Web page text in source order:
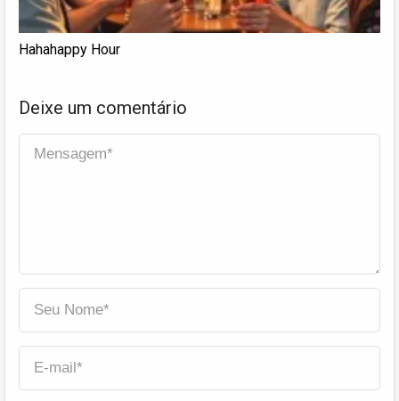
Hahahappy Hour
Deixe um comentário